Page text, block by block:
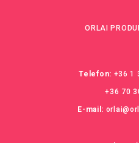
ORLAI
Telefon: +36 1
+36 70
E-mail: